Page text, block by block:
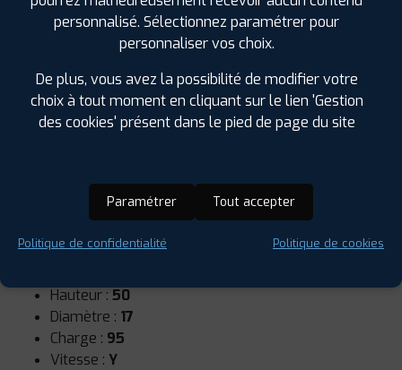
Runflat :Non
Hauteur : 50
Diamètre : 17
Charge : 95
Vitesse : Y
personnalisé. Sélectionnez paramétrer pour
personnaliser vos choix.
De plus, vous avez la possibilité de modifier votre
choix à tout moment en cliquant sur le lien 'Gestion
des cookies' présent dans le pied de page du site
Paramétrer Tout accepter
Politique de confidentialité Politique de cookies